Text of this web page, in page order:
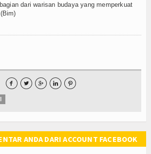
dari warisan budaya yang memperkuat
    
ANDA DARI ACCOUNT FACEBOOK